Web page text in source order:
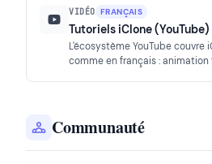
VIDÉO FRANÇAIS
Tutoriels iClone (YouTube)
L'écosystème YouTube couvre
comme en français :
Communauté